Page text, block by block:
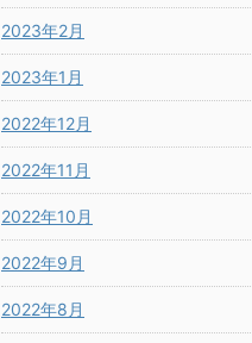
2023年2月
2023年1月
2022年12月
2022年11月
2022年10月
2022年9月
2022年8月